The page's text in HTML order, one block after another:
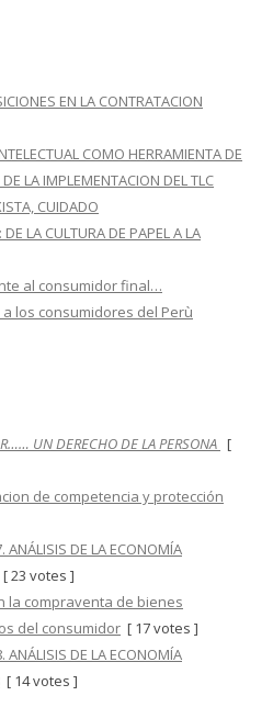
EN LA CONTRATACION
COMO HERRAMIENTA DE
LA IMPLEMENTACION DEL TLC
CUIDADO
LA CULTURA DE PAPEL A LA
al consumidor final…
los consumidores del Perù
UN DERECHO DE LA PERSONA [
de competencia y protección
ANÁLISIS DE LA ECONOMÍA
[ 23 votes ]
la compraventa de bienes
del consumidor [ 17 votes ]
ANÁLISIS DE LA ECONOMÍA
[ 14 votes ]